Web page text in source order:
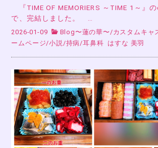
『TIME OF MEMORIERS ～TIME 1～』
で、完結しました。 …
2026-01-09 Blog〜蓮の華〜/カスタムキ
ームページ/小説/持病/耳鼻科 はすな 美羽